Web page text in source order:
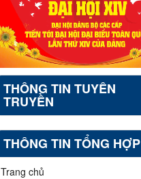
THÔNG TIN TUYÊN
TRUYỀN
THÔNG TIN TỔNG HỢP
Trang chủ